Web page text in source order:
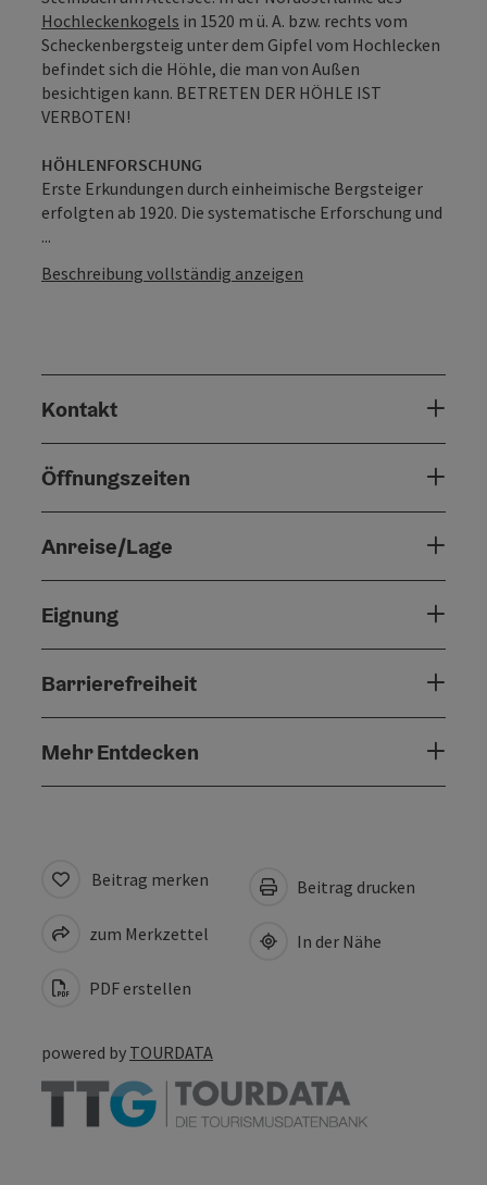
Hochleckenkogels in 1520 m ü. A. bzw. rechts vom
Scheckenbergsteig unter dem Gipfel vom Hochlecken
befindet sich die Höhle, die man von Außen
besichtigen kann. BETRETEN DER HÖHLE IST
VERBOTEN!
HÖHLENFORSCHUNG
Erste Erkundungen durch einheimische Bergsteiger
erfolgten ab 1920. Die systematische Erforschung und
...
Beschreibung vollständig anzeigen
Kontakt
Öffnungszeiten
Anreise/Lage
Eignung
Barrierefreiheit
Mehr Entdecken
Beitrag merken
zum Merkzettel
PDF erstellen
Beitrag drucken
In der Nähe
powered by TOURDATA